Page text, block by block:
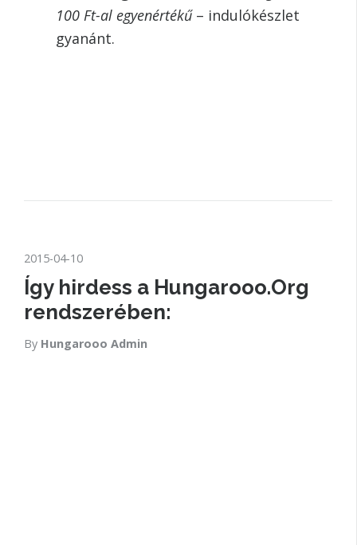
100 Ft-al egyenértékű– indulókészlet
gyanánt.
2015-04-10
Így hirdess a Hungarooo.Org
rendszerében:
By Hungarooo Admin